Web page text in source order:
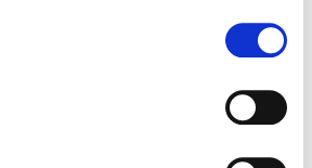
från 23 900:-